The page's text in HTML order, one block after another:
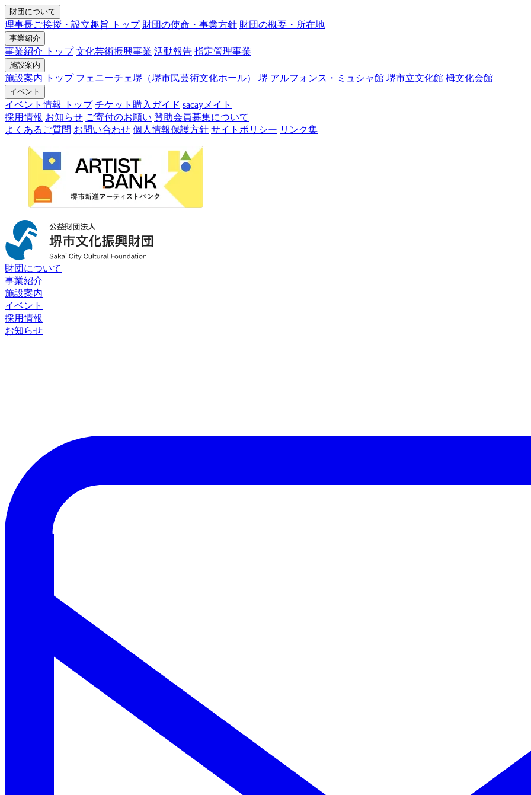
財団について
理事長ご挨拶・設立趣旨 トップ 財団の使命・事業方針 財団の概要・所在地
事業紹介
事業紹介 トップ 文化芸術振興事業 活動報告 指定管理事業
施設案内
施設案内 トップ フェニーチェ堺（堺市民芸術文化ホール） 堺 アルフォンス・ミュシャ館 堺市立文化館 栂文化会館
イベント
イベント情報 トップ チケット購入ガイド sacayメイト
採用情報 お知らせ ご寄付のお願い 賛助会員募集について
よくあるご質問 お問い合わせ 個人情報保護方針 サイトポリシー リンク集
財団について
事業紹介
施設案内
イベント
採用情報
お知らせ